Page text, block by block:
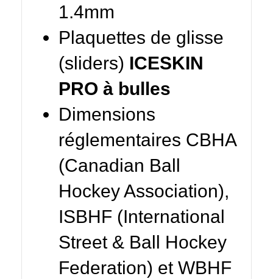
1.4mm
Plaquettes de glisse
(sliders) ICESKIN
PRO à bulles
Dimensions
réglementaires CBHA
(Canadian Ball
Hockey Association),
ISBHF (International
Street & Ball Hockey
Federation) et WBHF